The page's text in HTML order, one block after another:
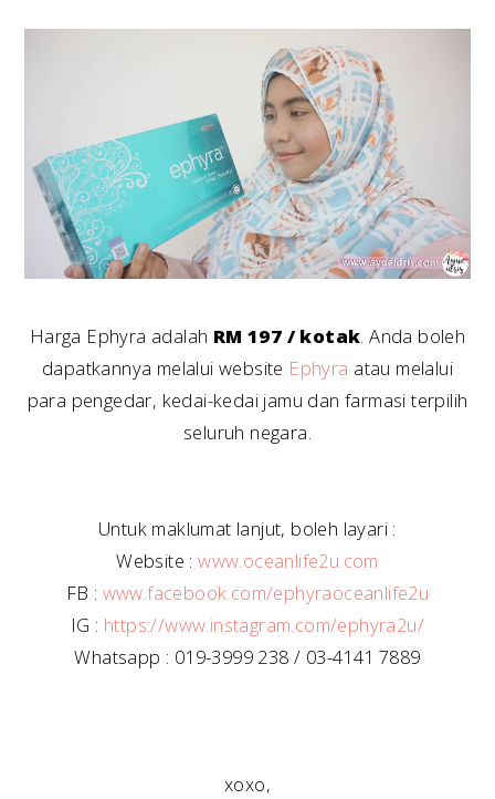
Harga Ephyra adalah RM 197 / kotak. Anda boleh
dapatkannya melalui website Ephyra atau melalui
para pengedar, kedai-kedai jamu dan farmasi terpilih
seluruh negara.
Untuk maklumat lanjut, boleh layari :
Website :www.oceanlife2u.com
FB : www.facebook.com/ephyraoceanlife2u
IG : https://www.instagram.com/ephyra2u/
Whatsapp : 019-3999 238 / 03-4141 7889
xoxo,